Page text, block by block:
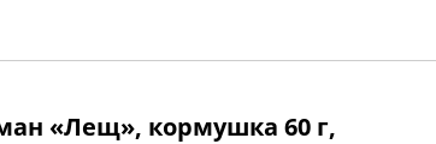
«Лещ», кормушка 60 г,